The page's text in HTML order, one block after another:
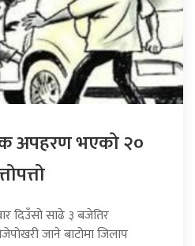
अपहरण भएको २०
दिउँसो साढे ३ बजेतिर
जाने बाटोमा जिलाप